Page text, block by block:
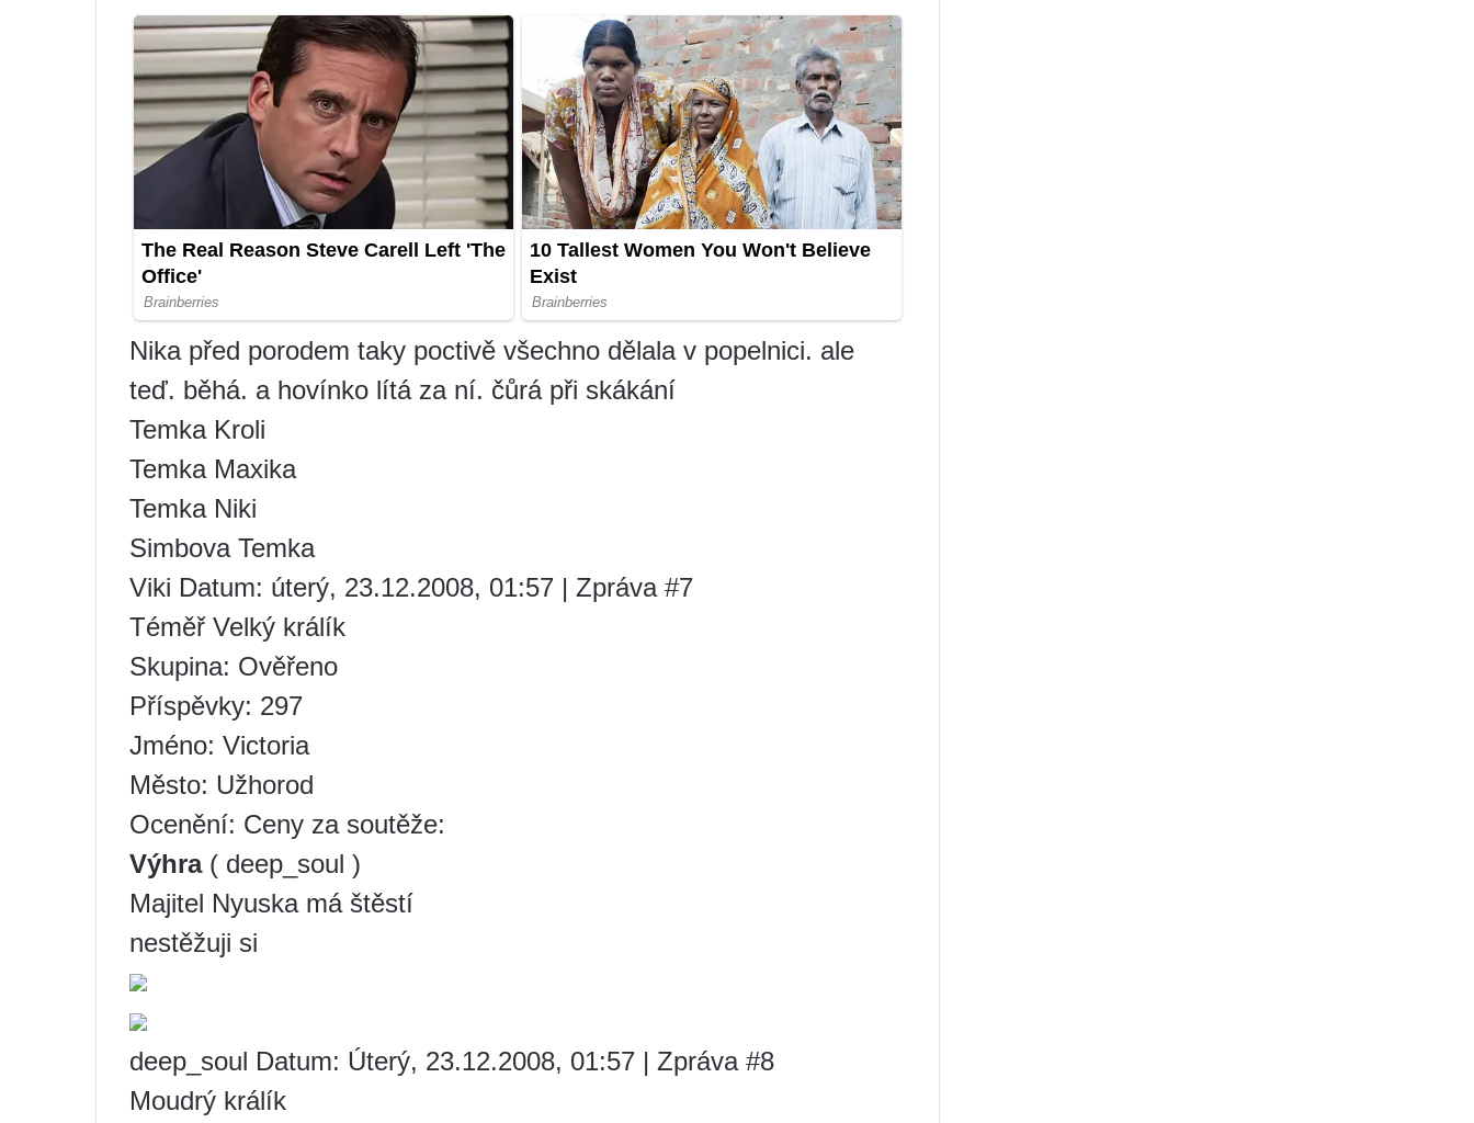
Nika před porodem taky poctivě všechno dělala v popelnici. ale
teď. běhá. a hovínko lítá za ní. čůrá při skákání
Temka Kroli
Temka Maxika
Temka Niki
Simbova Temka
Viki Datum: úterý, 23.12.2008, 01:57 | Zpráva #7
Téměř Velký králík
Skupina: Ověřeno
Příspěvky: 297
Jméno: Victoria
Město: Užhorod
Ocenění: Ceny za soutěže:
Výhra( deep_soul )
Majitel Nyuska má štěstí
nestěžuji si
deep_soul Datum: Úterý, 23.12.2008, 01:57 | Zpráva #8
Moudrý králík